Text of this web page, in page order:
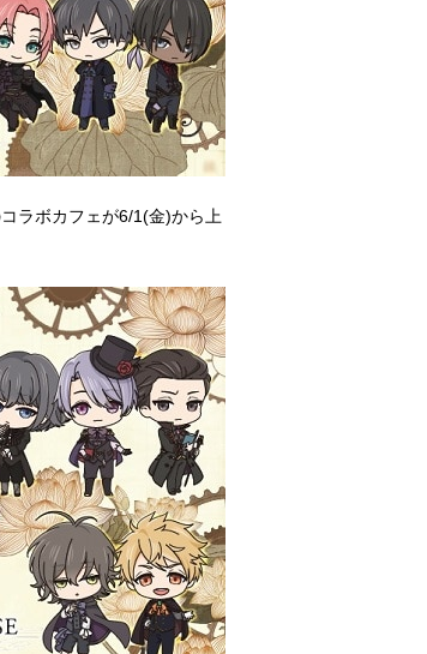
ラボカフェが6/1(金)から上